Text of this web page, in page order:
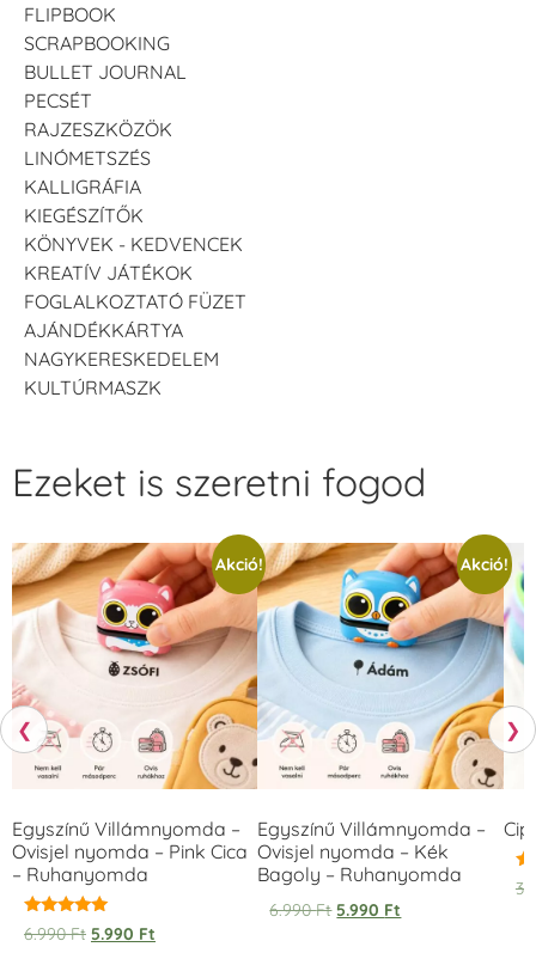
FLIPBOOK
SCRAPBOOKING
BULLET JOURNAL
PECSÉT
RAJZESZKÖZÖK
LINÓMETSZÉS
KALLIGRÁFIA
KIEGÉSZÍTŐK
KÖNYVEK - KEDVENCEK
KREATÍV JÁTÉKOK
FOGLALKOZTATÓ FÜZET
AJÁNDÉKKÁRTYA
NAGYKERESKEDELEM
KULTÚRMASZK
❮
Ezeket is szeretni fogod
Akció!
Egyszínű Villámnyomda –
Ovisjel nyomda – Pink Cica
– Ruhanyomda
Értékelés:
5.00
6.990Ft 5.990 Ft
Akció!
Egyszínű Villámnyomda –
Ovisjel nyomda – Kék
Bagoly – Ruhanyomda
6.990Ft 5.990 Ft
❯